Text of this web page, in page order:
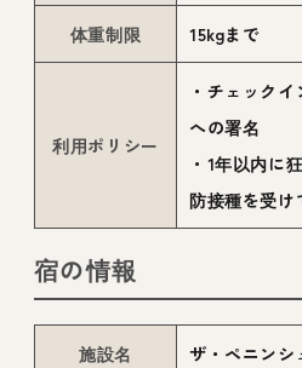
体重制限 15kgまで
利用ポリシー
・チェック
への署名
・1年以内に
防接種を受け
宿の情報
施設名 ザ・ペニンシ